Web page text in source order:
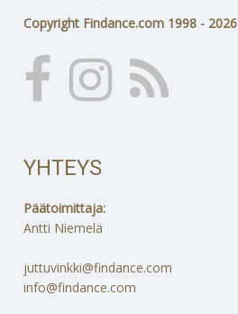
Copyright Findance.com 1998 - 2026
YHTEYS
Päätoimittaja:
Antti Niemelä
juttuvinkki@findance.com
info@findance.com